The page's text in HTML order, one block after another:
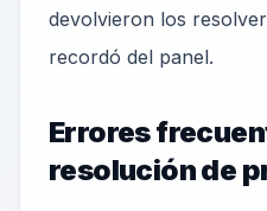
devolvieron los
recordó del panel.
Errores
resolución de